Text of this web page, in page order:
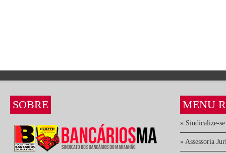
SOBRE MENU
» Sindicalize-se
» Assessoria